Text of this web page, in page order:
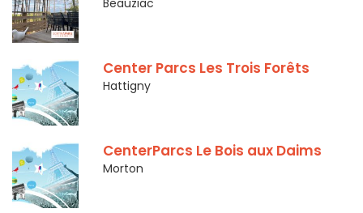
Beauziac
Center Parcs Les Trois Forêts
Hattigny
CenterParcs Le Bois aux Daims
Morton